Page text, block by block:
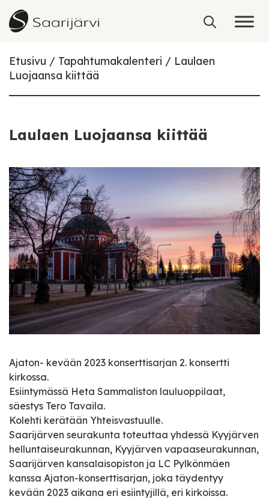
Skip to content
Etusivu Tapahtumakalenteri
Laulaen
Luojaansa kiittää
Laulaen Luojaansa kiittää
Ajaton- kevään 2023 konserttisarjan 2. konsertti
kirkossa.
Esiintymässä Heta Sammaliston lauluoppilaat,
säestys Tero Tavaila.
Kolehti kerätään Yhteisvastuulle.
Saarijärven seurakunta toteuttaa yhdessä Kyyjärven
helluntaiseurakunnan, Kyyjärven vapaaseurakunnan,
Saarijärven kansalaisopiston ja LC Pylkönmäen
kanssa Ajaton-konserttisarjan, joka täydentyy
kevään 2023 aikana eri esiintyjillä, eri kirkoissa.